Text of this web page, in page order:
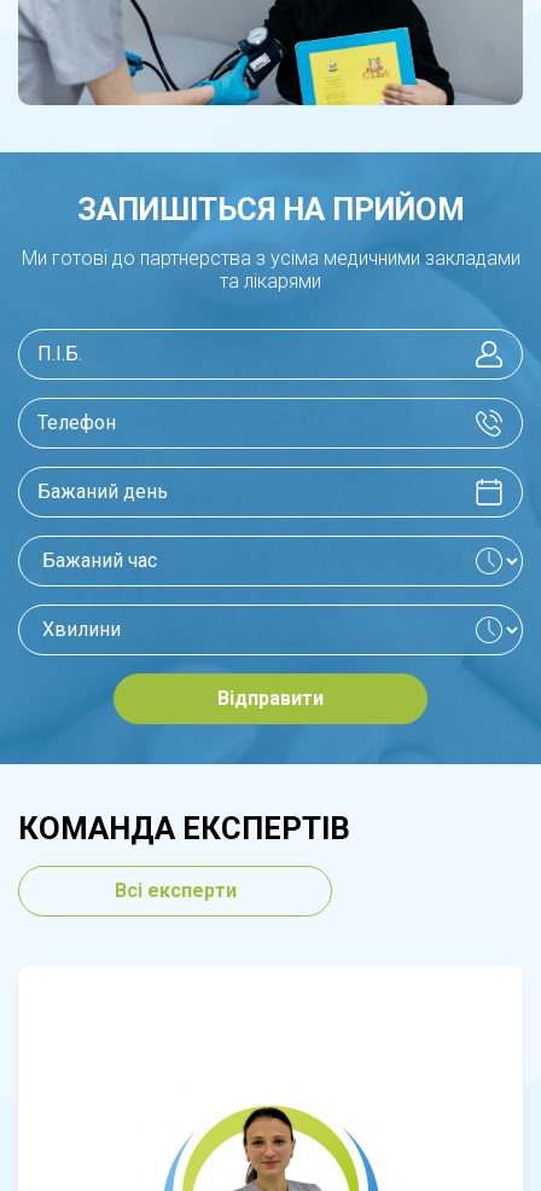
патології вуха, горла та носа наших
найменших пацієнтів.
Спеціалісти з інструментальних
досліджень (УЗД)- незамінні для вірної
ЗАПИШІТЬСЯ НА ПРИЙОМ
Ми готові до партнерства з усіма медичними закладами
та лікарями
Відправити
КОМАНДА ЕКСПЕРТІВ
Всі експерти